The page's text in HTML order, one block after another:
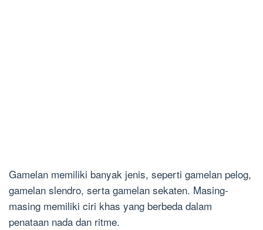
Gamelan memiliki banyak jenis, seperti gamelan pelog,
gamelan slendro, serta gamelan sekaten. Masing-
masing memiliki ciri khas yang berbeda dalam
penataan nada dan ritme.